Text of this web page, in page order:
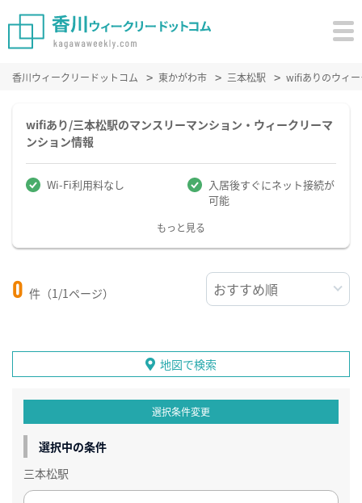
香川ウィークリードットコム 東かがわ市 三本松駅 wifiありのウィ
wifiあり/三本松駅のマンスリーマンション・ウィークリーマ
ンション情報
Wi-Fi利用料なし
入居後すぐにネット接続が
可能
もっと見る
0 件（1/1ページ）
地図で検索
選択条件変更
選択中の条件
三本松駅